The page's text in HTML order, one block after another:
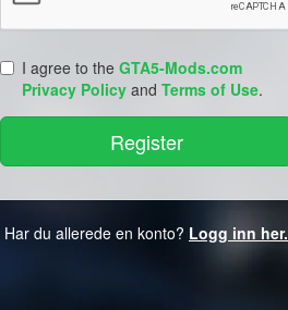
I agree to the GTA5-Mods.com
Privacy Policy and Terms of Use.
Har du allerede en konto? Logg inn her.